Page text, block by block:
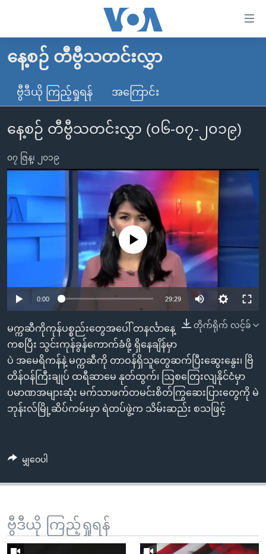
လွယ်ကူ
သည့်
များ
ပင်မ
အကြောင်းအရာ
ကျော်
ကြည့်
ရန်
ညွန်း
စာမျက်နှာ
ကျော်
ကြည့်
ရန်
ရှာဖွေ
ရန်
နေရာ
ရန်
မူလစာမျက်နှာ
မြန်မာ
ကမ္ဘာ့သတင်းများ
နိုင်ငံတကာ
တရုတ်
အစ္စရေး-ပါလက်စတိုင်း
ဗွီဒီယို
ရပ်ဝန်းတခု လမ်းတခု အလွန်
အင်္ဂလိပ်စာလေ့လာမယ်
အမေရိကန်သုံးအီဒီယံ
ရုပ်ရှင်ထဲက အင်္ဂလိပ်စာ
သုတပဒေသာ အင်္ဂလိပ်စာ
အပတ်စဉ်ကဏ္ဍများ
ရေဒီယိုနှင့်ရုပ်သံ အချက်အလက်များ
ရေဒီယို/တီဗွီအစီအစဉ်
Learning English
ဘာသာစကားများ
နေ့စဉ် တီဗွီသတင်းလွှာ
ဗွီဒီယို ကြည့်ရှုရန် အကြောင်း
နေ့စဉ် တီဗွီသတင်းလွှာ (၀၆-၀၇-၂၀၁၉)
၀၇ ဇြန္၊ ၂၀၁၉
No media source currently available
0:00 29:29
တိုက်ရိုက် လင့်ခ်
မက္ကဆီကိုကုန်ပစ္စည်းတွေအပေါ် တနင်္လာနေ့
ကစပြီး သွင်းကုန်ခွန်ကောက်ခံဖို့ ရှိနေချိန်မှာ
ပဲ အမေရိကန်နဲ့ မက္ကဆီကို တာဝန်ရှိသူတွေဆက်ပြီးဆွေးနွေး၊ ဗြိ
တိန်ဝန်ကြီးချုပ် ထရီဆာမေ နုတ်ထွက်၊ သြစတြေးလျနိုင်ငံမှာ
ပမာဏအများဆုံး မက်သာဖက်တမင်းစိတ်ကြွဆေးပြားတွေကို မဲ
ဘုန်းလ်မြို့ဆိပ်ကမ်းမှာ ရဲတပ်ဖွဲ့က သိမ်းဆည်း စသဖြင့်
မျှဝေပါ
ဗွီဒီယို ကြည့်ရှုရန်